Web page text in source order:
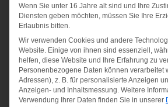
Angebot!
YA BOS
BOXER
SCARLE
Angebot!
PERF
PT
WOVEN
Wenn Sie unter 16 Jahre alt sind und Ihre
Diensten geben möchten, müssen Sie Ihre
Erlaubnis bitten.
Wir verwenden Cookies und andere
Website. Einige von ihnen sind essenziell,
helfen, diese Website und Ihre Erfahrung zu
Personenbezogene Daten können verarbeitet
Adressen), z. B. für personalisierte Anzeigen
Anzeigen- und Inhaltsmessung. Weitere
Verwendung Ihrer Daten finden Sie in unserer